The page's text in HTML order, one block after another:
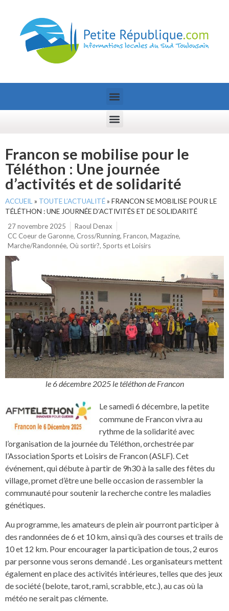
Francon se mobilise pour le
Téléthon : Une journée
d’activités et de solidarité
ACCUEIL » TOUTE L’ACTUALITÉ» FRANCON SE MOBILISE POUR LE
TÉLÉTHON : UNE JOURNÉE D’ACTIVITÉS ET DE SOLIDARITÉ
27 novembre 2025
Raoul Denax
CC Coeur de Garonne, Cross/Running, Francon, Magazine,
Marche/Randonnée, Où sortir?, Sports et Loisirs
le 6 décembre 2025 le téléthon de Francon
Le samedi 6 décembre, la petite
commune de Francon vivra au
rythme de la solidarité avec
l’organisation de la journée du Téléthon, orchestrée par
l’Association Sports et Loisirs de Francon (ASLF). Cet
événement, qui débute à partir de 9h30 à la salle des fêtes du
village, promet d’être une belle occasion de rassembler la
communauté pour soutenir la recherche contre les maladies
génétiques.
Au programme, les amateurs de plein air pourront participer à
des randonnées de 6 et 10 km, ainsi qu’à des courses et trails de
10 et 12 km. Pour encourager la participation de tous, 2 euros
par personne vous serons demandé . Les organisateurs mettent
également en place des activités intérieures, telles que des jeux
de société (belote, tarot, rami, scrabble, etc.), au cas où la
météo ne serait pas clémente.